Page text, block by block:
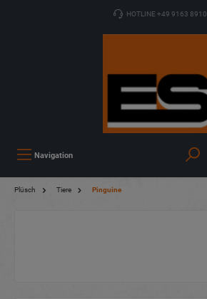
HOTLINE +49 9163 8910
Navigation
Plüsch Tiere Pinguine